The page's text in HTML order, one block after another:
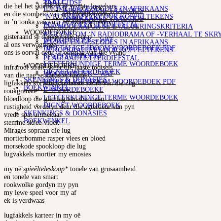
IDIOME EN GESEGDES IN AFRIKAANS
‘N KOPKRAPPERY OOR KOPPELTEKENS
PLAGIAAT/LETTERDIEFSTAL
WOORDEBOEKE
WOORDEBOEK – WAT
DRIETALIGE IDOOM WOORDEBOEK PDF
E-WOORDEBOEKE
LETTERKUNDIGE TERME WOORDEBOEK
DIGNET WOORDEBOEK
SKENKINGS & DONASIES
BOEKWINKEL
TAALGIDSE
AFRIKAANSE TAALGIDS
AFRIKAANSE TAALGIDS
INK MODERATOR SE EVALUERINGSKRITERIA
RIGLYNE OM ‘N RADIODRAMA OF -VERHAAL TE
IDIOME EN GESEGDES IN AFRIKAANS
‘N KOPKRAPPERY OOR KOPPELTEKENS
PLAGIAAT/LETTERDIEFSTAL
WOORDEBOEKE
WOORDEBOEK – WAT
DRIETALIGE IDOOM WOORDEBOEK PDF
E-WOORDEBOEKE
LETTERKUNDIGE TERME WOORDEBOEK
DIGNET WOORDEBOEK
SKENKINGS & DONASIES
BOEKWINKEL
die hel het skielik in al sy nate losgebars
en die stomheid van ons tydelike basis
in ’n tonka van vuur en swael omskep
gisteraand se dankgebede trurat
al ons verwagtinge
ons is oorval deur ’n oormag van die vyand
infrarooi strale skeur die laaste tooisels
van die nag se karos in flarde
ligfakkels kortsluit die laaste sterre van die nag
rookgranate
bloedloop die glimlag van die maan
rustigheid verdwyn deur die agterdeur van pyn
vrede spat uitmekaar
stemme skree-vloek
Mirages sopraan die lug
mortierbomme rasper vlees en bloed
morsekode spookloop die lug
lugvakkels mortier my emosies
my oë spieëlteleskoop* tonele van grusaamheid
en tonele van smart
rookwolke gordyn my pyn
my lewe speel voor my af
ek is verdwaas
lugfakkels karteer in my oë